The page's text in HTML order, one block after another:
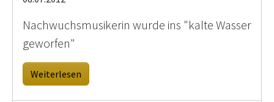
Nachwuchsmusikerin wurde ins "kalte Wasser
geworfen"
Weiterlesen